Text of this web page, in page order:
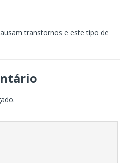
transtornos e este tipo de